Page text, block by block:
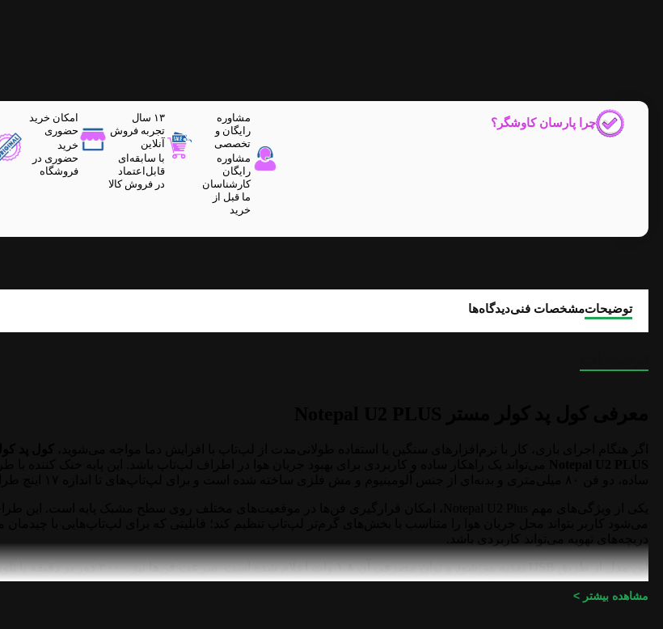
چرا پارسان کاوشگر؟
مشاوره
رایگان و
تخصصی
مشاوره
رایگان
کارشناسان
ما قبل از
خرید
۱۳ سال
تجربه فروش
آنلاین
با سابقه‌ای
قابل‌اعتماد
در فروش کالا
امکان خرید
حضوری
خرید
حضوری در
فروشگاه
توضیحاتمشخصات فنیدیدگاه‌ها
درصد است و سطح صدای اعلام‌شده توسط سازنده ۲۱ دسی‌بل است.
مشاهده بیشتر >